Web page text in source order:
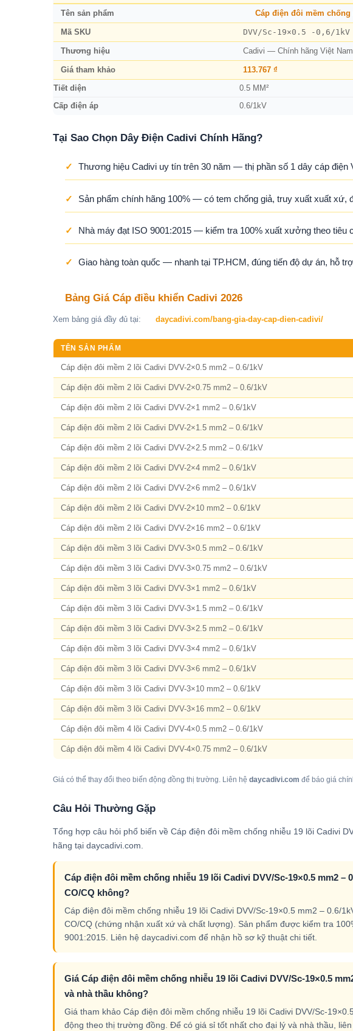
Tên sản phẩm Cáp điện đôi mềm chống
Mã SKU DVV/Sc-19×0.5 -0,6/1kV
Thương hiệu Cadivi — Chính hãng Việt Nam
Giá tham khảo 113.767 ₫
Tiết diện 0.5 MM²
Cấp điện áp 0.6/1kV
Tại Sao Chọn Dây Điện Cadivi Chính Hãng?
✓ Thương hiệu Cadivi uy tín trên 30 năm — thị phần số 1 dây cáp điện
✓ Sản phẩm chính hãng 100% — có tem chống giả, truy xuất xuất xứ,
✓ Nhà máy đạt ISO 9001:2015 — kiểm tra 100% xuất xưởng theo tiêu
✓ Giao hàng toàn quốc — nhanh tại TP.HCM, đúng tiến độ dự án, hỗ
Bảng Giá Cáp điều khiển Cadivi 2026
Xem bảng giá đầy đủ tại: daycadivi.com/bang-gia-day-cap-dien-cadivi/
TÊN SẢN PHẨM
Cáp điện đôi mềm 2 lõi Cadivi DVV-2×0.5 mm2 – 0.6/1kV
Cáp điện đôi mềm 2 lõi Cadivi DVV-2×0.75 mm2 – 0.6/1kV
Cáp điện đôi mềm 2 lõi Cadivi DVV-2×1 mm2 – 0.6/1kV
Cáp điện đôi mềm 2 lõi Cadivi DVV-2×1.5 mm2 – 0.6/1kV
Cáp điện đôi mềm 2 lõi Cadivi DVV-2×2.5 mm2 – 0.6/1kV
Cáp điện đôi mềm 2 lõi Cadivi DVV-2×4 mm2 – 0.6/1kV
Cáp điện đôi mềm 2 lõi Cadivi DVV-2×6 mm2 – 0.6/1kV
Cáp điện đôi mềm 2 lõi Cadivi DVV-2×10 mm2 – 0.6/1kV
Cáp điện đôi mềm 2 lõi Cadivi DVV-2×16 mm2 – 0.6/1kV
Cáp điện đôi mềm 3 lõi Cadivi DVV-3×0.5 mm2 – 0.6/1kV
Cáp điện đôi mềm 3 lõi Cadivi DVV-3×0.75 mm2 – 0.6/1kV
Cáp điện đôi mềm 3 lõi Cadivi DVV-3×1 mm2 – 0.6/1kV
Cáp điện đôi mềm 3 lõi Cadivi DVV-3×1.5 mm2 – 0.6/1kV
Cáp điện đôi mềm 3 lõi Cadivi DVV-3×2.5 mm2 – 0.6/1kV
Cáp điện đôi mềm 3 lõi Cadivi DVV-3×4 mm2 – 0.6/1kV
Cáp điện đôi mềm 3 lõi Cadivi DVV-3×6 mm2 – 0.6/1kV
Cáp điện đôi mềm 3 lõi Cadivi DVV-3×10 mm2 – 0.6/1kV
Cáp điện đôi mềm 3 lõi Cadivi DVV-3×16 mm2 – 0.6/1kV
Cáp điện đôi mềm 4 lõi Cadivi DVV-4×0.5 mm2 – 0.6/1kV
Cáp điện đôi mềm 4 lõi Cadivi DVV-4×0.75 mm2 – 0.6/1kV
Giá có thể thay đổi theo biến động đồng thị trường. Liên hệ daycadivi.com để báo giá
Câu Hỏi Thường Gặp
Tổng hợp câu hỏi phổ biến về Cáp điện đôi mềm chống nhiễu 19 lõi Cadivi
hãng tại daycadivi.com.
Cáp điện đôi mềm chống nhiễu 19 lõi Cadivi DVV/Sc-19×0.5 mm2
CO/CQ không?
Cáp điện đôi mềm chống nhiễu 19 lõi Cadivi DVV/Sc-19×0.5 mm2 – 0.6/
CO/CQ (chứng nhận xuất xứ và chất lượng). Sản phẩm được kiểm tra
9001:2015. Liên hệ daycadivi.com để nhận hồ sơ kỹ thuật chi tiết.
Giá Cáp điện đôi mềm chống nhiễu 19 lõi Cadivi DVV/Sc-19×0.5
và nhà thầu không?
Giá tham khảo Cáp điện đôi mềm chống nhiễu 19 lõi Cadivi DVV/Sc-
động theo thị trường đồng. Để có giá sỉ tốt nhất cho đại lý và nhà thầu,